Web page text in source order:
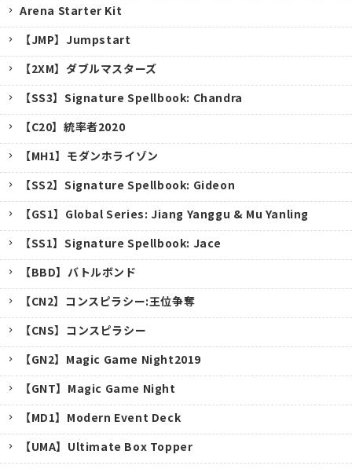
Arena Starter Kit
【JMP】Jumpstart
【2XM】ダブルマスターズ
【SS3】Signature Spellbook: Chandra
【C20】統率者2020
【MH1】モダンホライゾン
【SS2】Signature Spellbook: Gideon
【GS1】Global Series: Jiang Yanggu & Mu Yanling
【SS1】Signature Spellbook: Jace
【BBD】バトルボンド
【CN2】コンスピラシー:王位争奪
【CNS】コンスピラシー
【GN2】Magic Game Night2019
【GNT】Magic Game Night
【MD1】Modern Event Deck
【UMA】Ultimate Box Topper